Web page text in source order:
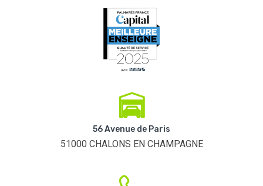
56 Avenue de Paris
51000 CHALONS EN CHAMPAGNE